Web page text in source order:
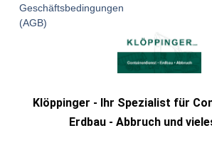
Klöppinger - Ihr Spezialist für
Erdbau - Abbruch und
Geschäftsbedingungen
(AGB)